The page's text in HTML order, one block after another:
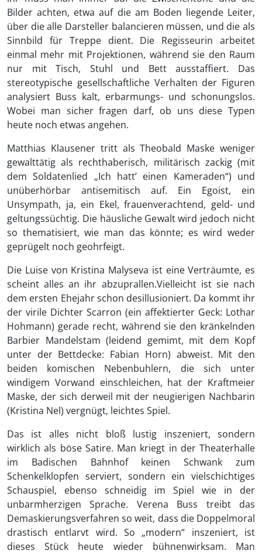
Bilder achten, etwa auf die am Boden liegende Leiter,
über die alle Darsteller balancieren müssen, und die als
Sinnbild für Treppe dient. Die Regisseurin arbeitet
einmal mehr mit Projektionen, während sie den Raum
nur mit Tisch, Stuhl und Bett ausstaffiert. Das
stereotypische gesellschaftliche Verhalten der Figuren
analysiert Buss kalt, erbarmungs- und schonungslos.
Wobei man sicher fragen darf, ob uns diese Typen
heute noch etwas angehen.
Matthias Klausener tritt als Theobald Maske weniger
gewalttätig als rechthaberisch, militärisch zackig (mit
dem Soldatenlied „Ich hatt’ einen Kameraden“) und
unüberhörbar antisemitisch auf. Ein Egoist, ein
Unsympath, ja, ein Ekel, frauenverachtend, geld- und
geltungssüchtig. Die häusliche Gewalt wird jedoch nicht
so thematisiert, wie man das könnte; es wird weder
geprügelt noch geohrfeigt.
Die Luise von Kristina Malyseva ist eine Verträumte, es
scheint alles an ihr abzuprallen.Vielleicht ist sie nach
dem ersten Ehejahr schon desillusioniert. Da kommt ihr
der virile Dichter Scarron (ein affektierter Geck: Lothar
Hohmann) gerade recht, während sie den kränkelnden
Barbier Mandelstam (leidend gemimt, mit dem Kopf
unter der Bettdecke: Fabian Horn) abweist. Mit den
beiden komischen Nebenbuhlern, die sich unter
windigem Vorwand einschleichen, hat der Kraftmeier
Maske, der sich derweil mit der neugierigen Nachbarin
(Kristina Nel) vergnügt, leichtes Spiel.
Das ist alles nicht bloß lustig inszeniert, sondern
wirklich als böse Satire. Man kriegt in der Theaterhalle
im Badischen Bahnhof keinen Schwank zum
Schenkelklopfen serviert, sondern ein vielschichtiges
Schauspiel, ebenso schneidig im Spiel wie in der
unbarmherzigen Sprache. Verena Buss treibt das
Demaskierungsverfahren so weit, dass die Doppelmoral
drastisch entlarvt wird. So „modern“ inszeniert, ist
dieses Stück heute wieder bühnenwirksam. Man